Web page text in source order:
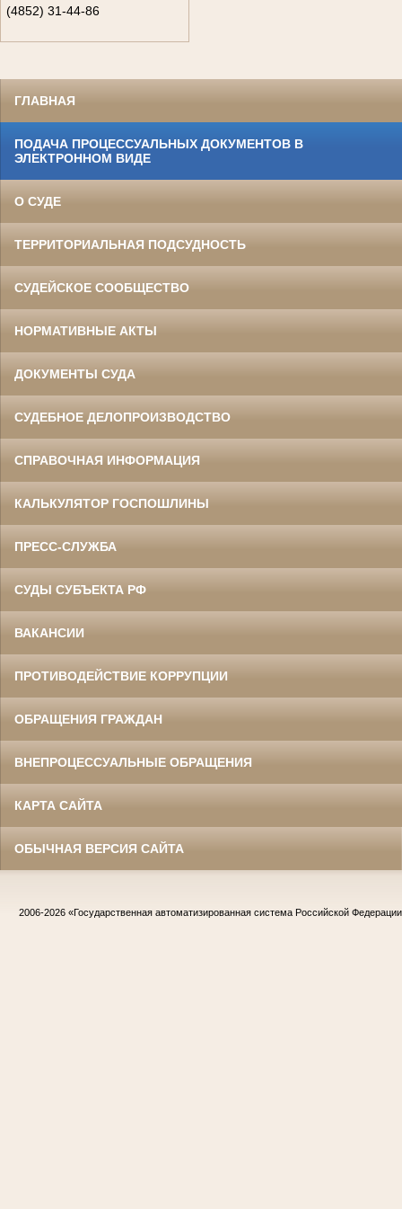
(4852) 31-44-86
ГЛАВНАЯ
ПОДАЧА ПРОЦЕССУАЛЬНЫХ ДОКУМЕНТОВ В
ЭЛЕКТРОННОМ ВИДЕ
О СУДЕ
ТЕРРИТОРИАЛЬНАЯ ПОДСУДНОСТЬ
СУДЕЙСКОЕ СООБЩЕСТВО
НОРМАТИВНЫЕ АКТЫ
ДОКУМЕНТЫ СУДА
СУДЕБНОЕ ДЕЛОПРОИЗВОДСТВО
СПРАВОЧНАЯ ИНФОРМАЦИЯ
КАЛЬКУЛЯТОР ГОСПОШЛИНЫ
ПРЕСС-СЛУЖБА
СУДЫ СУБЪЕКТА РФ
ВАКАНСИИ
ПРОТИВОДЕЙСТВИЕ КОРРУПЦИИ
ОБРАЩЕНИЯ ГРАЖДАН
ВНЕПРОЦЕССУАЛЬНЫЕ ОБРАЩЕНИЯ
КАРТА САЙТА
ОБЫЧНАЯ ВЕРСИЯ САЙТА
2006-2026 «Государственная автоматизированная система Российской